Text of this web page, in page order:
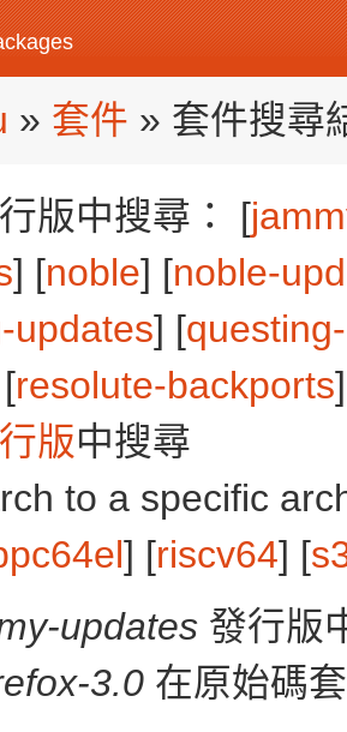
» 套件 » 套件搜尋
版中搜尋： [
] [noble] [noble-
updates] [
resolute-backports
版中搜尋
to a specific
] [riscv64] [
updates 發行版
3.0 在原始碼